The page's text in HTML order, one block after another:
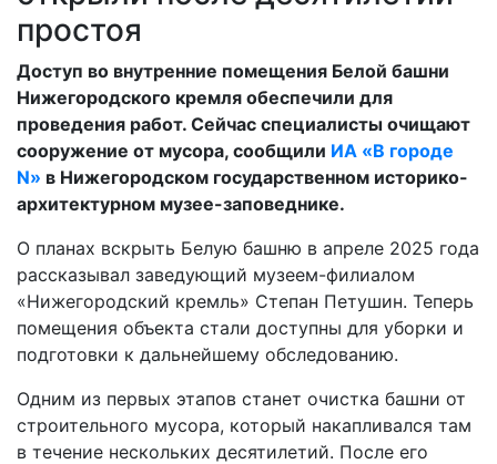
простоя
Доступ во внутренние помещения Белой башни
Нижегородского кремля обеспечили для
проведения работ. Сейчас специалисты очищают
сооружение от мусора, сообщили ИА «В городе
N» в Нижегородском государственном историко-
архитектурном музее-заповеднике.
О планах вскрыть Белую башню в апреле 2025 года
рассказывал заведующий музеем-филиалом
«Нижегородский кремль» Степан Петушин. Теперь
помещения объекта стали доступны для уборки и
подготовки к дальнейшему обследованию.
Одним из первых этапов станет очистка башни от
строительного мусора, который накапливался там
в течение нескольких десятилетий. После его